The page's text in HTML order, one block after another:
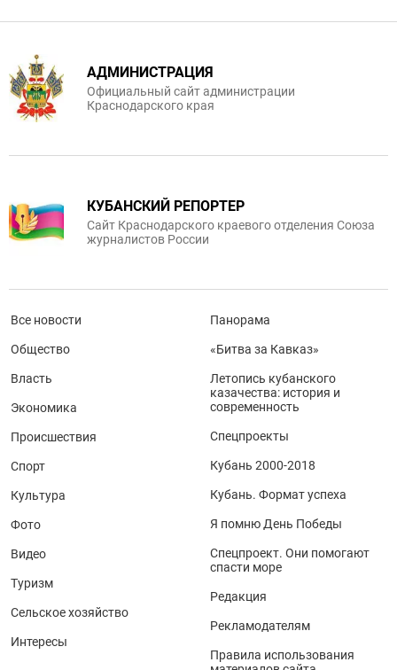
АДМИНИСТРАЦИЯ
Официальный сайт администрации
Краснодарского края
КУБАНСКИЙ РЕПОРТЕР
Сайт Краснодарского краевого отделения Союза
журналистов России
Все новости
Общество
Власть
Экономика
Происшествия
Спорт
Культура
Фото
Видео
Туризм
Сельское хозяйство
Интересы
Панорама
«Битва за Кавказ»
Летопись кубанского
казачества: история и
современность
Спецпроекты
Кубань 2000-2018
Кубань. Формат успеха
Я помню День Победы
Спецпроект. Они помогают
спасти море
Редакция
Рекламодателям
Правила использования